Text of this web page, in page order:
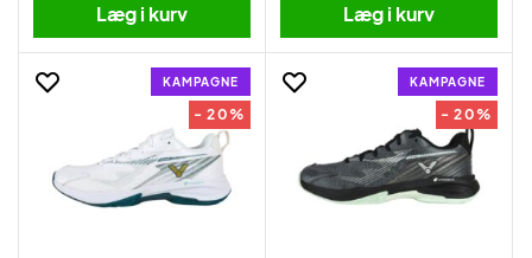
Læg i kurv Læg i kurv
KAMPAGNE
- 20%
KAMPAGNE
- 20%